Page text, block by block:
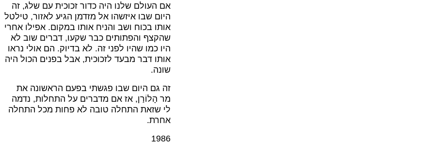
אם העולם שלנו היה כדור זכוכית עם שלג, זה
היום שבו איזשהו אל מזדמן הגיע לאזור, טילטל
אותו בכוח ושב והניח אותו במקום. אפילו אחרי
שהקצף והפתותים כבר שקעו, דברים שוב לא
היו כמו שהיו לפני זה. לא בדיוק. הם אולי נראו
אותו דבר מבעד לזכוכית, אבל בפנים הכול היה
שונה.
זה גם היום שבו פגשתי בפעם הראשונה את
מר הָלוֹרַן, אז אם מדברים על התחלות, נדמה
לי שזאת התחלה טובה לא פחות מכל התחלה
אחרת.
1986